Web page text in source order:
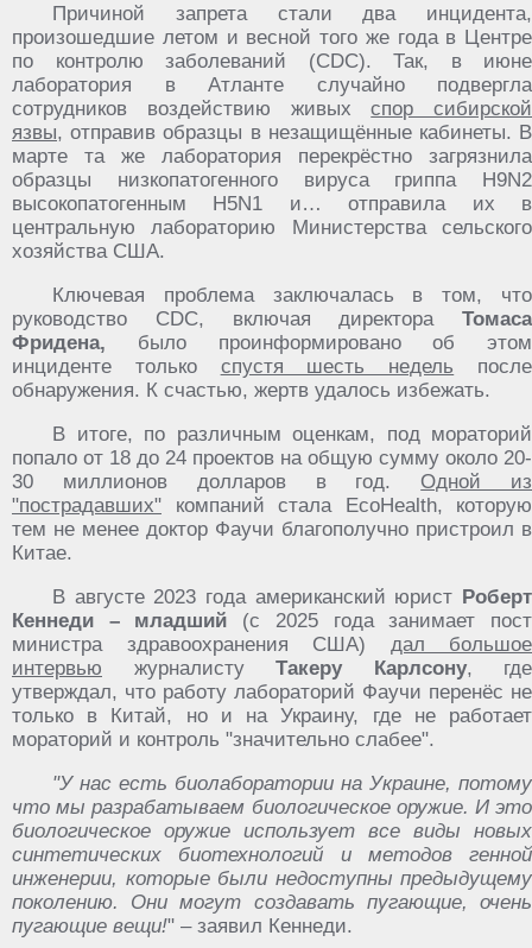
Причиной запрета стали два инцидента,
произошедшие летом и весной того же года в Центре
по контролю заболеваний (CDC). Так, в июне
лаборатория в Атланте случайно подвергла
сотрудников воздействию живыхспор сибирской
язвы, отправив образцы в незащищённые кабинеты. В
марте та же лаборатория перекрёстно загрязнила
образцы низкопатогенного вируса гриппа H9N2
высокопатогенным H5N1 и… отправила их в
центральную лабораторию Министерства сельского
хозяйства США.
Ключевая проблема заключалась в том, что
руководство CDC, включая директора Томаса
Фридена, было проинформировано об этом
инциденте только спустя шесть недель после
обнаружения. К счастью, жертв удалось избежать.
В итоге, по различным оценкам, под мораторий
попало от 18 до 24 проектов на общую сумму около 20-
30 миллионов долларов в год. Одной из
"пострадавших" компаний стала EcoHealth, которую
тем не менее доктор Фаучи благополучно пристроил в
Китае.
В августе 2023 года американский юрист Роберт
Кеннеди – младший (с 2025 года занимает пост
министра здравоохранения США) дал большое
интервью журналисту Такеру Карлсону, где
утверждал, что работу лабораторий Фаучи перенёс не
только в Китай, но и на Украину, где не работает
мораторий и контроль "значительно слабее".
"У нас есть биолаборатории на Украине, потому
что мы разрабатываем биологическое оружие. И это
биологическое оружие использует все виды новых
синтетических биотехнологий и методов генной
инженерии, которые были недоступны предыдущему
поколению. Они могут создавать пугающие, очень
пугающие вещи!" – заявил Кеннеди.